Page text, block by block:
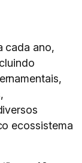
cada ano,
ecossistema